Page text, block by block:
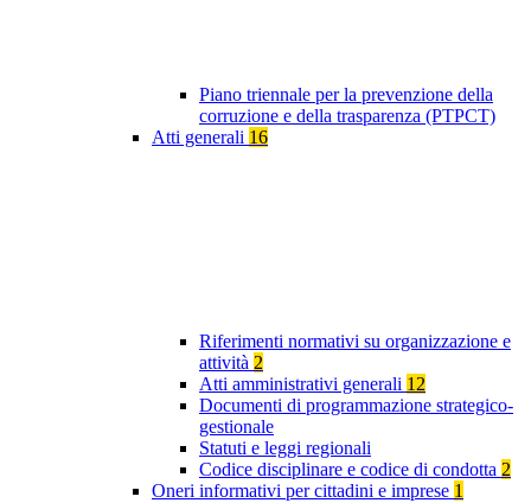
Piano triennale per la prevenzione della
corruzione e della trasparenza (PTPCT)
Atti generali 16
Riferimenti normativi su organizzazione e
attività 2
Atti amministrativi generali 12
Documenti di programmazione strategico-
gestionale
Statuti e leggi regionali
Codice disciplinare e codice di condotta 2
Oneri informativi per cittadini e imprese 1